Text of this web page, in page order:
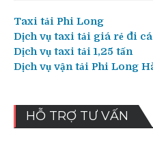
Taxi tải Phi Long
Dịch vụ taxi tải giá rẻ đi
Dịch vụ taxi tải 1,25 tấn
Dịch vụ vận tải Phi Long
HỖ TRỢ TƯ VẤN